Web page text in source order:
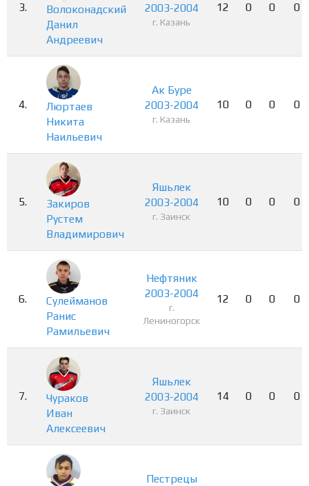
3.
Волоконадский
Данил
Андреевич
2003-2004
г. Казань
12 0 0 0
4.
Люртаев
Никита
Наильевич
Ак Буре
2003-2004
г. Казань
10 0 0 0
5.
Закиров
Рустем
Владимирович
Яшьлек
2003-2004
г. Заинск
10 0 0 0
6.
Сулейманов
Ранис
Рамильевич
Нефтяник
2003-2004
г.
Лениногорск
12 0 0 0
7.
Чураков
Иван
Алексеевич
Яшьлек
2003-2004
г. Заинск
14 0 0 0
Пестрецы